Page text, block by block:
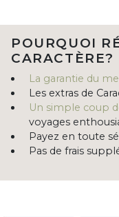
POURQUOI
CARACTÈRE?
La garantie du
Les extras de
Un simple coup
voyages
Payez en toute
Pas de frais